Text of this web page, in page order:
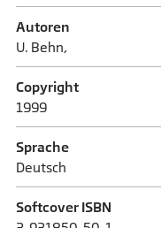
Autoren
U. Behn,
Copyright
1999
Sprache
Deutsch
Softcover ISBN